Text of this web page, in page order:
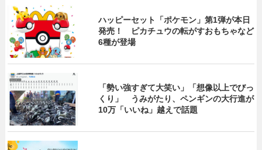
ハッピーセット「ポケモン」第1弾が本日
発売！ ピカチュウの転がすおもちゃなど
6種が登場
「勢い強すぎて大笑い」「想像以上でびっ
くり」 うみがたり、ペンギンの大行進が
10万「いいね」越えで話題